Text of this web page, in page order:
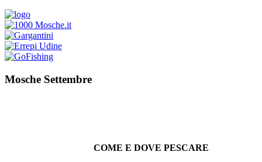
Mosche Settembre
COME E DOVE PESCARE